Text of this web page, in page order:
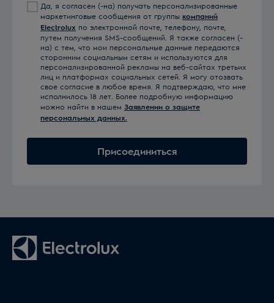
Да, я согласен (-на) получать персонализированные
маркетинговые сообщения от группы компаний
Electrolux по электронной почте, телефону, почте,
путем получения SMS-сообщений. Я также согласен (-
на) с тем, что мои персональные данные передаются
сторонним социальным сетям и используются для
персонализированной рекламы на веб-сайтах третьих
лиц и платформах социальных сетей. Я могу отозвать
свое согласие в любое время. Я подтверждаю, что мне
исполнилось 18 лет. Более подробную информацию
можно найти в нашем Заявлении о защите
персональных данных.
Присоединиться